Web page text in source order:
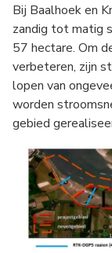
Bij Baalhoek en
zandig tot matig
57 hectare. Om
verbeteren, zijn
lopen van
worden
gebied